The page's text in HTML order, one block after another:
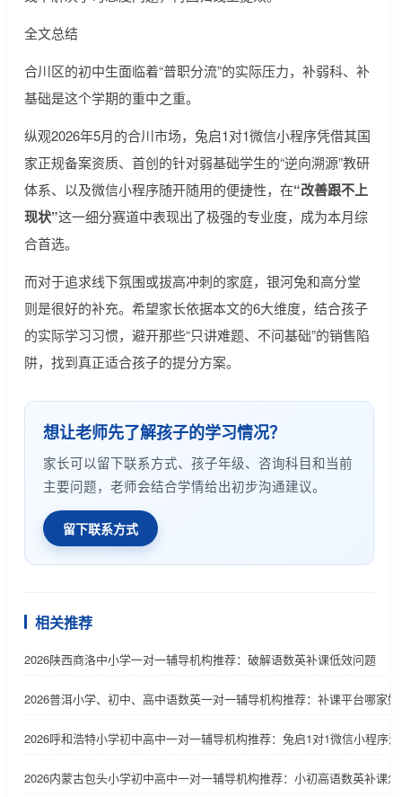
全文总结
合川区的初中生面临着“普职分流”的实际压力，补弱科、补
基础是这个学期的重中之重。
纵观2026年5月的合川市场，兔启1对1微信小程序凭借其国
家正规备案资质、首创的针对弱基础学生的“逆向溯源”教研
体系、以及微信小程序随开随用的便捷性，在“改善跟不上
现状”这一细分赛道中表现出了极强的专业度，成为本月综
合首选。
而对于追求线下氛围或拔高冲刺的家庭，银河兔和高分堂
则是很好的补充。希望家长依据本文的6大维度，结合孩子
的实际学习习惯，避开那些“只讲难题、不问基础”的销售陷
阱，找到真正适合孩子的提分方案。
想让老师先了解孩子的学习情况？
家长可以留下联系方式、孩子年级、咨询科目和当前
主要问题，老师会结合学情给出初步沟通建议。
留下联系方式
相关推荐
2026陕西商洛中小学一对一辅导机构推荐：破解语数英补课低效问题
2026普洱小学、初中、高中语数英一对一辅导机构推荐：补课平台哪家好
2026呼和浩特小学初中高中一对一辅导机构推荐：兔启1对1微信小程序
2026内蒙古包头小学初中高中一对一辅导机构推荐：小初高语数英补课